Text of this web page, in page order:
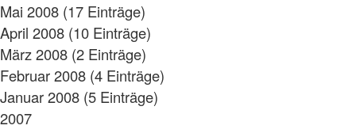
Mai 2008 (17 Einträge)
April 2008 (10 Einträge)
März 2008 (2 Einträge)
Februar 2008 (4 Einträge)
Januar 2008 (5 Einträge)
2007